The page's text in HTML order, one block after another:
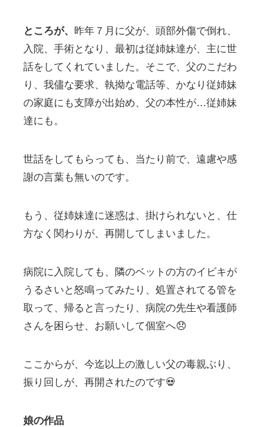
ところが、 昨年７月に父が、頭部外傷で倒れ、
入院、手術となり、最初は従姉妹達が、主に世
話をしてくれていました。そこで、父のこだわ
り、我儘な要求、執拗な電話等、かなり従姉妹
の家庭にも支障が出始め、父の本性が…従姉妹
達にも。
世話をしてもらっても、当たり前で、遠慮や感
謝の言葉も無いのです。
もう、従姉妹達に迷惑は、掛けられないと、仕
方なく関わりが、再開してしまいました。
病院に入院しても、隣のベットの方のイビキが
うるさいと怒鳴ってみたり、処置されてる管を
取って、帰ると言ったり、病院の先生や看護師
さんを困らせ、お願いして個室へ😞
ここからが、今迄以上の激しい父の毒親ぶり、
振り回しが、再開されたのです💀
娘の作品